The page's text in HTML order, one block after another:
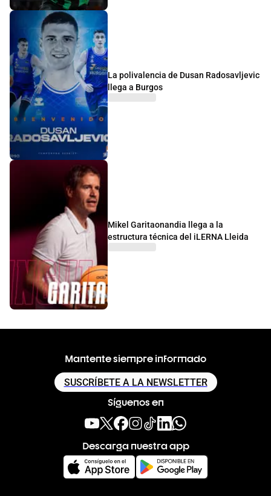
La polivalencia de Dusan Radosavljevic
llega a Burgos
Mikel Garitaonandia llega a la
estructura técnica del iLERNA Lleida
Mantente siempre informado
SUSCRÍBETE A LA NEWSLETTER
Síguenos en
Descarga nuestra app